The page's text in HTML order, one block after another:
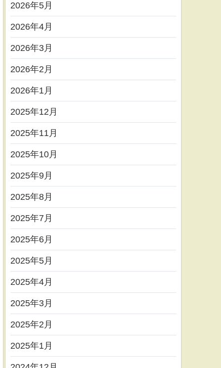
2026年5月
2026年4月
2026年3月
2026年2月
2026年1月
2025年12月
2025年11月
2025年10月
2025年9月
2025年8月
2025年7月
2025年6月
2025年5月
2025年4月
2025年3月
2025年2月
2025年1月